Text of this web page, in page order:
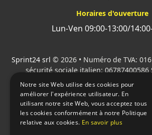
Horaires d'ouverture
Lun-Ven 09:00-13:00/
Sprint24 srl © 2026 • Numéro de TVA:
sécurité sociale italien: 06787400586
Tous les logos cités sont la propriété
respectifs.
Notre site Web utilise des cookies pour
améliorer l'expérience utilisateur. En
utilisant notre site Web, vous acceptez tous
les cookies conformément à notre Politique
relative aux cookies. En savoir plus